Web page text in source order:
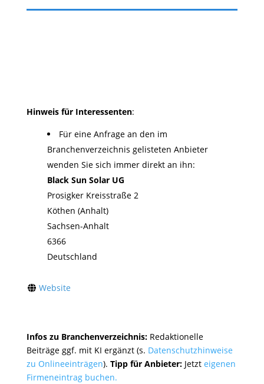
Hinweis für Interessenten:
Für eine Anfrage an den im
Branchenverzeichnis gelisteten Anbieter
wenden Sie sich immer direkt an ihn:
Black Sun Solar UG
Prosigker Kreisstraße 2
Köthen (Anhalt)
Sachsen-Anhalt
6366
Deutschland
Website
Infos zu Branchenverzeichnis: Redaktionelle
Beiträge ggf. mit KI ergänzt (s. Datenschutzhinweise
zu Onlineeinträgen). Tipp für Anbieter:Jetzt eigenen
Firmeneintrag buchen.